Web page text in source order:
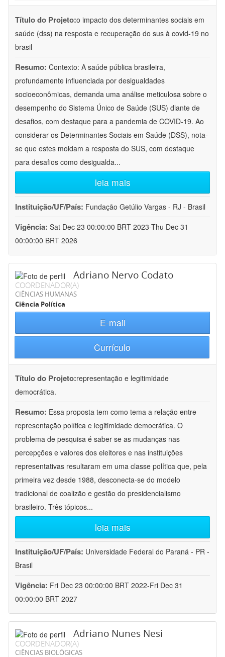
Título do Projeto:o impacto dos determinantes sociais em
saúde (dss) na resposta e recuperação do sus à covid-19 no
brasil
Resumo: Contexto: A saúde pública brasileira,
profundamente influenciada por desigualdades
socioeconômicas, demanda uma análise meticulosa sobre o
desempenho do Sistema Único de Saúde (SUS) diante de
desafios, com destaque para a pandemia de COVID-19. Ao
considerar os Determinantes Sociais em Saúde (DSS), nota-
se que estes moldam a resposta do SUS, com destaque
para desafios como desigualda...
leia mais
Instituição/UF/País: Fundação Getúlio Vargas - RJ - Brasil
Vigência: Sat Dec 23 00:00:00 BRT 2023-Thu Dec 31
00:00:00 BRT 2026
Adriano Nervo Codato
COORDENADOR(A)
CIÊNCIAS HUMANAS
Ciência Política
E-mail
Currículo
Título do Projeto:representação e legitimidade
democrática.
Resumo: Essa proposta tem como tema a relação entre
representação política e legitimidade democrática. O
problema de pesquisa é saber se as mudanças nas
percepções e valores dos eleitores e nas instituições
representativas resultaram em uma classe política que, pela
primeira vez desde 1988, desconecta-se do modelo
tradicional de coalizão e gestão do presidencialismo
brasileiro. Três tópicos...
leia mais
Instituição/UF/País: Universidade Federal do Paraná - PR -
Brasil
Vigência: Fri Dec 23 00:00:00 BRT 2022-Fri Dec 31
00:00:00 BRT 2027
Adriano Nunes Nesi
COORDENADOR(A)
CIÊNCIAS BIOLÓGICAS